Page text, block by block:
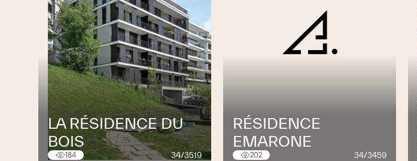
LA RÉSIDENCE DU
BOIS
184 34/3519
RÉSIDENCE
EMARONE
202 34/3459